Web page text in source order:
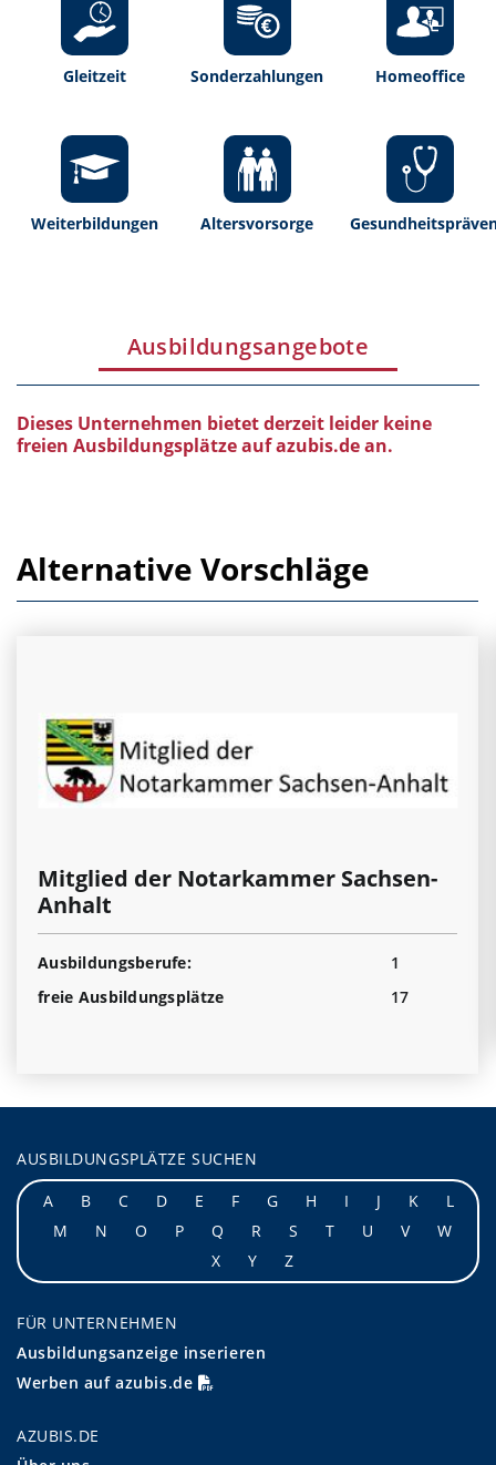
Gleitzeit Sonderzahlungen Homeoffice
Weiterbildungen Altersvorsorge
Ausbildungsangebote
Dieses Unternehmen bietet derzeit leider keine
freien Ausbildungsplätze auf azubis.de an.
Alternative Vorschläge
Mitglied der Notarkammer Sachsen-
Anhalt
Ausbildungsberufe:
1
freie Ausbildungsplätze
17
AUSBILDUNGSPLÄTZE SUCHEN
A
B C D E F G H I J K
L
M
N O P Q R S T U V
W
X
Y Z
FÜR UNTERNEHMEN
Ausbildungsanzeige inserieren
Werben auf azubis.de
AZUBIS.DE